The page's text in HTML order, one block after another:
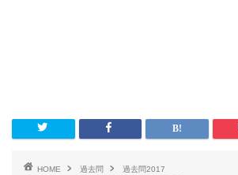
HOME 過去問
過去問2017